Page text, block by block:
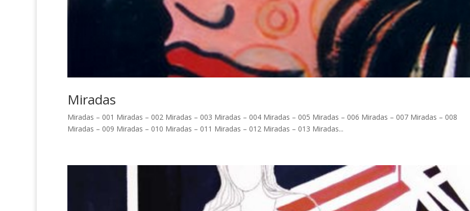
Miradas
Miradas – 001 Miradas – 002 Miradas – 003 Miradas – 004 Miradas – 005 Miradas – 006 Miradas – 007 Miradas – 008
Miradas – 009 Miradas – 010 Miradas – 011 Miradas – 012 Miradas – 013 Miradas...